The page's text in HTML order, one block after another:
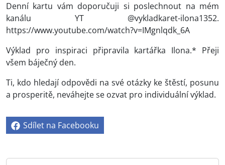
Denní kartu vám doporučuji si poslechnout na mém
kanálu YT @vykladkaret-ilona1352.
https://www.youtube.com/watch?v=IMgnlqdk_6A
Výklad pro inspiraci připravila kartářka Ilona.* Přeji
všem báječný den.
Ti, kdo hledají odpovědi na své otázky ke štěstí, posunu
a prosperitě, neváhejte se ozvat pro individuální výklad.
Sdílet na Facebooku